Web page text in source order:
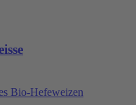
Bio-Hefeweizen